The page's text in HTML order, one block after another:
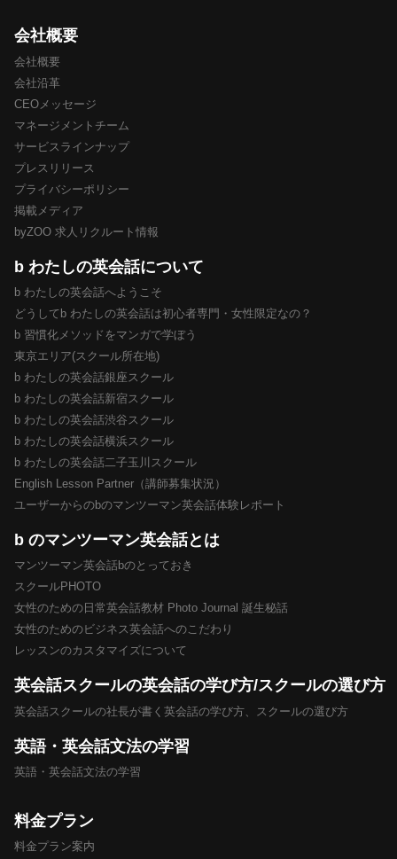
会社概要
会社概要
会社沿革
CEOメッセージ
マネージメントチーム
サービスラインナップ
プレスリリース
プライバシーポリシー
掲載メディア
byZOO 求人リクルート情報
b わたしの英会話について
b わたしの英会話へようこそ
どうしてb わたしの英会話は初心者専門・女性限定なの？
b 習慣化メソッドをマンガで学ぼう
東京エリア(スクール所在地)
b わたしの英会話銀座スクール
b わたしの英会話新宿スクール
b わたしの英会話渋谷スクール
b わたしの英会話横浜スクール
b わたしの英会話二子玉川スクール
English Lesson Partner（講師募集状況）
ユーザーからのbのマンツーマン英会話体験レポート
b のマンツーマン英会話とは
マンツーマン英会話bのとっておき
スクールPHOTO
女性のための日常英会話教材 Photo Journal 誕生秘話
女性のためのビジネス英会話へのこだわり
レッスンのカスタマイズについて
英会話スクールの英会話の学び方/スクールの選び方
英会話スクールの社長が書く英会話の学び方、スクールの選び方
英語・英会話文法の学習
英語・英会話文法の学習
料金プラン
料金プラン案内